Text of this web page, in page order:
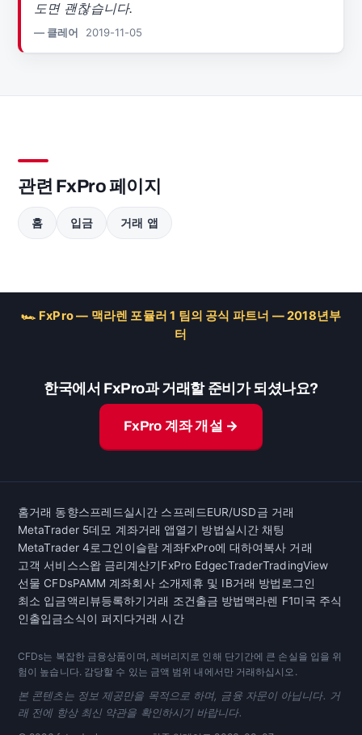
도면 괜찮습니다.
— 클레어 2019-11-05
관련 FxPro 페이지
홈 입금 거래 앱
🏎 FxPro — 맥라렌 포뮬러 1 팀의 공식 파트너 — 2018년부
터
한국에서 FxPro과 거래할 준비가 되셨나요?
FxPro 계좌 개설 →
홈거래 동향스프레드실시간 스프레드EUR/USD금 거래
MetaTrader 5데모 계좌거래 앱열기 방법실시간 채팅
MetaTrader 4로그인 이슬람 계좌FxPro에 대하여복사 거래
고객 서비스스왑 금리계산기FxPro EdgecTraderTradingView
선물 CFDsPAMM 계좌회사 소개제휴 및 IB거래 방법로그인
최소 입금액리뷰등록하기거래 조건출금 방법맥라렌 F1미국 주식
인출입금소식이 퍼지다거래 시간
CFDs는 복잡한 금융상품이며, 레버리지로 인해 단기간에 큰 손실을 입을 위
험이 높습니다. 감당할 수 있는 금액 범위 내에서만 거래하십시오.
본 콘텐츠는 정보 제공만을 목적으로 하며, 금융 자문이 아닙니다. 거
래 전에 항상 최신 약관을 확인하시기 바랍니다.